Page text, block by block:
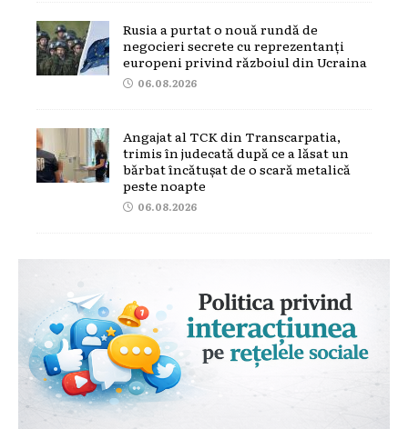
Rusia a purtat o nouă rundă de
negocieri secrete cu reprezentanți
europeni privind războiul din Ucraina
06.08.2026
Angajat al TCK din Transcarpatia,
trimis în judecată după ce a lăsat un
bărbat încătușat de o scară metalică
peste noapte
06.08.2026